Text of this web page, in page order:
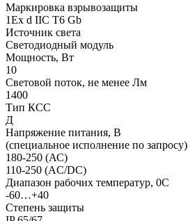
Маркировка взрывозащиты
1Ех d IIC T6 Gb
Источник света
Светодиодный модуль
Мощность, Вт
10
Световой поток, не менее Лм
1400
Тип КСС
Д
Напряжение питания, В
(специальное исполнение по запросу)
180-250 (АС)
110-250 (AC/DC)
Диапазон рабочих температур, 0С
-60…+40
Степень защиты